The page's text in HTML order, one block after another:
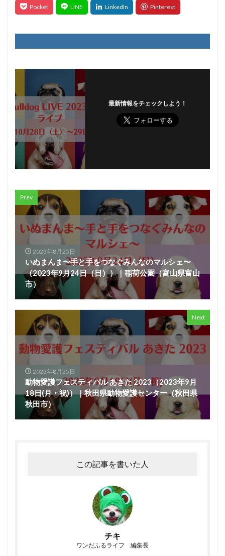
最新情報をチェックしよう！
Prev
2023年8月25日
いぬまんま〜手と手をつなぐみんなのマルシェ〜
（2023年9月24日（日））｜稲荷公園（富山県富山
市）
Next
2023年8月25日
動物愛護フェスティバル あきた 2023（2023年9月
18日(月・祝)）｜秋田県動物愛護センター（秋田県
秋田市）
この記事を書いた人
チキ
ワンだふるライフ 編集長